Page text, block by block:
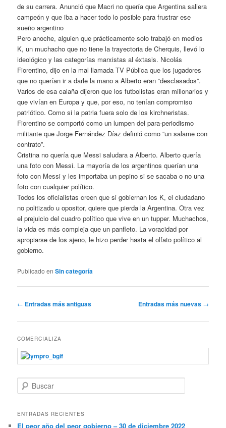
de su carrera. Anunció que Macri no quería que Argentina saliera
campeón y que iba a hacer todo lo posible para frustrar ese
sueño argentino
Pero anoche, alguien que prácticamente solo trabajó en medios
K, un muchacho que no tiene la trayectoria de Cherquis, llevó lo
ideológico y las categorías marxistas al éxtasis. Nicolás
Fiorentino, dijo en la mal llamada TV Pública que los jugadores
que no querían ir a darle la mano a Alberto eran “desclasados”.
Varios de esa calaña dijeron que los futbolistas eran millonarios y
que vivían en Europa y que, por eso, no tenían compromiso
patriótico. Como si la patria fuera solo de los kirchneristas.
Fiorentino se comportó como un lumpen del para-periodismo
militante que Jorge Fernández Díaz definió como “un salame con
contrato”.
Cristina no quería que Messi saludara a Alberto. Alberto quería
una foto con Messi. La mayoría de los argentinos querían una
foto con Messi y les importaba un pepino si se sacaba o no una
foto con cualquier político.
Todos los oficialistas creen que si gobiernan los K, el ciudadano
no politizado u opositor, quiere que pierda la Argentina. Otra vez
el prejuicio del cuadro político que vive en un tupper. Muchachos,
la vida es más compleja que un panfleto. La voracidad por
apropiarse de los ajeno, le hizo perder hasta el olfato político al
gobierno.
Publicado en Sin categoría
Navegador de artículos
← Entradas más antiguas Entradas más nuevas →
COMERCIALIZA
Buscar
ENTRADAS RECIENTES
El peor año del peor gobierno – 30 de diciembre 2022